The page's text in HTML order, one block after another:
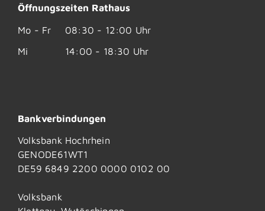
Öffnungszeiten Rathaus
Mo - Fr
08:30 - 12:00 Uhr
Mi
14:00 - 18:30 Uhr
Bankverbindungen
Volksbank Hochrhein
GENODE61WT1
DE59 6849 2200 0000 0102 00
Volksbank